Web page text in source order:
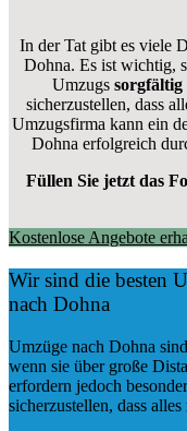
In der Tat gibt es viele
Dohna. Es ist wichtig,
Umzugs sorgfältig
sicherzustellen, dass
Umzugsfirma kann ein
Dohna erfolgreich
Füllen Sie jetzt das
Kostenlose Angebote
Wir sind die besten
nach Dohna
Umzüge nach Dohna
wenn sie über große
erfordern jedoch
sicherzustellen, dass alles